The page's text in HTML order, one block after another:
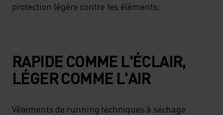
protection légère contre les éléments.
RAPIDE COMME L'ÉCLAIR,
LÉGER COMME L'AIR
Vêtements de running techniques à séchage